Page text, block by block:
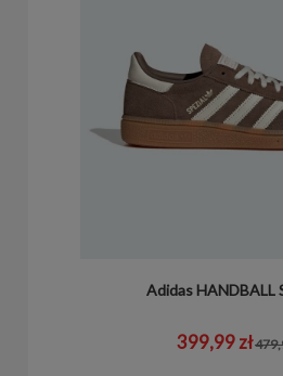
Adidas HANDBALL
399,99 zł